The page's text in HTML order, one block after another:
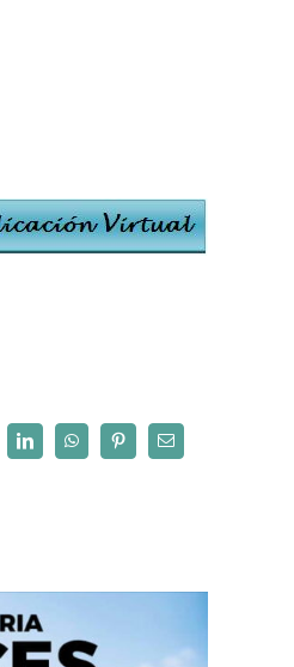
LinkedInWhatsAppPinterestCorreo
electrónico